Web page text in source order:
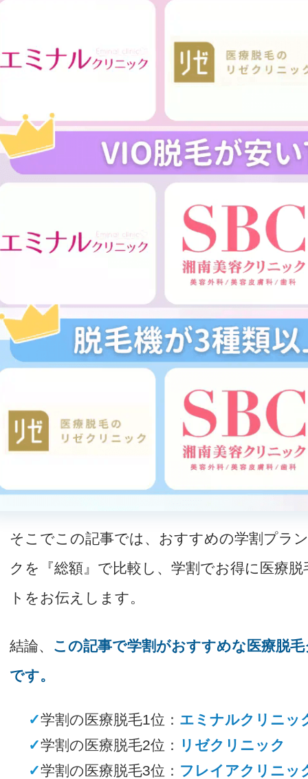
そこでこの記事では、おすすめの学割プラ
クを『総額』で比較し、学割でお得に医療
トをお伝えします。
結論、 この記事で学割がおすすめな医療脱
です。
✓学割の医療脱毛1位： エミナルクリニッ
✓学割の医療脱毛2位： リゼクリニック
✓学割の医療脱毛3位： フレイアクリニッ